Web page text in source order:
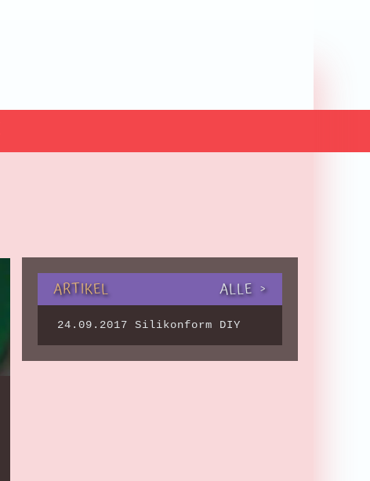
ARTIKEL ALLE >
24.09.2017 Silikonform DIY